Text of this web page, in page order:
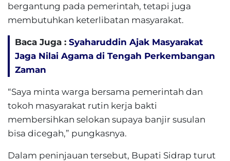
bergantung pada pemerintah, tetapi juga
membutuhkan keterlibatan masyarakat.
Baca Juga : Syaharuddin Ajak Masyarakat
Jaga Nilai Agama di Tengah Perkembangan
Zaman
“Saya minta warga bersama pemerintah dan
tokoh masyarakat rutin kerja bakti
membersihkan selokan supaya banjir susulan
bisa dicegah,” pungkasnya.
Dalam peninjauan tersebut, Bupati Sidrap turut